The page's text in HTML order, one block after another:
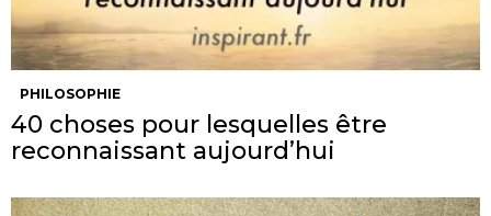
PHILOSOPHIE
40 choses pour lesquelles être
reconnaissant aujourd’hui